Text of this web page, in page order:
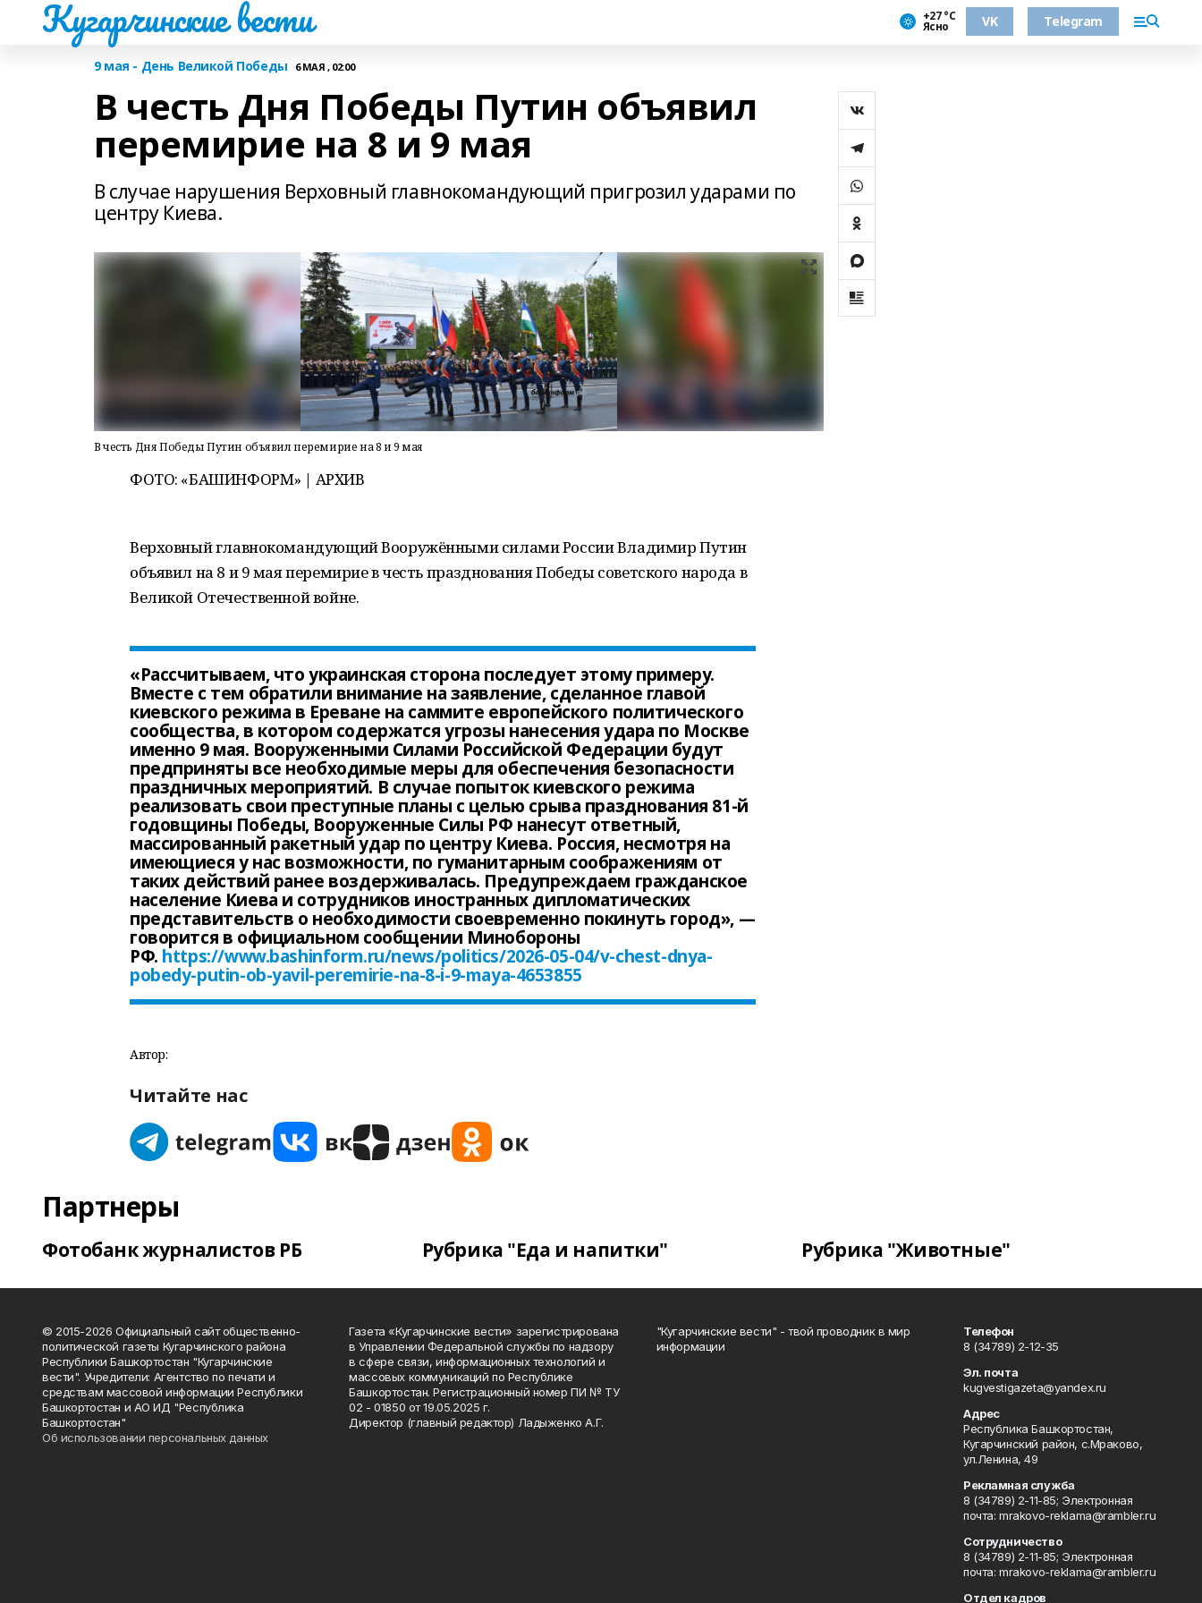
Кугарчинские вести +27 °С
Ясно VK Telegram
9 мая - День Великой Победы 6 МАЯ , 02:00
В честь Дня Победы Путин объявил
перемирие на 8 и 9 мая
В случае нарушения Верховный главнокомандующий пригрозил ударами по
центру Киева.
В честь Дня Победы Путин объявил перемирие на 8 и 9 мая
ФОТО: «БАШИНФОРМ» | АРХИВ
Верховный главнокомандующий Вооружёнными силами России Владимир Путин
объявил на 8 и 9 мая перемирие в честь празднования Победы советского народа в
Великой Отечественной войне.
«Рассчитываем, что украинская сторона последует этому примеру.
Вместе с тем обратили внимание на заявление, сделанное главой
киевского режима в Ереване на саммите европейского политического
сообщества, в котором содержатся угрозы нанесения удара по Москве
именно 9 мая. Вооруженными Силами Российской Федерации будут
предприняты все необходимые меры для обеспечения безопасности
праздничных мероприятий. В случае попыток киевского режима
реализовать свои преступные планы с целью срыва празднования 81-й
годовщины Победы, Вооруженные Силы РФ нанесут ответный,
массированный ракетный удар по центру Киева. Россия, несмотря на
имеющиеся у нас возможности, по гуманитарным соображениям от
таких действий ранее воздерживалась. Предупреждаем гражданское
население Киева и сотрудников иностранных дипломатических
представительств о необходимости своевременно покинуть город», —
говорится в официальном сообщении Минобороны
РФ. https://www.bashinform.ru/news/politics/2026-05-04/v-chest-dnya-
pobedy-putin-ob-yavil-peremirie-na-8-i-9-maya-4653855
Автор:
Читайте нас
Партнеры
Фотобанк журналистов РБ Рубрика "Еда и напитки" Рубрика "Животные"
© 2015-2026 Официальный сайт общественно-
политической газеты Кугарчинского района
Республики Башкортостан "Кугарчинские
вести". Учредители: Агентство по печати и
средствам массовой информации Республики
Башкортостан и АО ИД "Республика
Башкортостан"
Об использовании персональных данных
Газета «Кугарчинские вести» зарегистрирована
в Управлении Федеральной службы по надзору
в сфере связи, информационных технологий и
массовых коммуникаций по Республике
Башкортостан. Регистрационный номер ПИ № ТУ
02 - 01850 от 19.05.2025 г.
Директор (главный редактор) Ладыженко А.Г.
"Кугарчинские вести" - твой проводник в мир
информации
Телефон
8 (34789) 2-12-35
Эл. почта
kugvestigazeta@yandex.ru
Адрес
Республика Башкортостан,
Кугарчинский район, с.Мраково,
ул.Ленина, 49
Рекламная служба
8 (34789) 2-11-85; Электронная
почта: mrakovo-reklama@rambler.ru
Сотрудничество
8 (34789) 2-11-85; Электронная
почта: mrakovo-reklama@rambler.ru
Отдел кадров